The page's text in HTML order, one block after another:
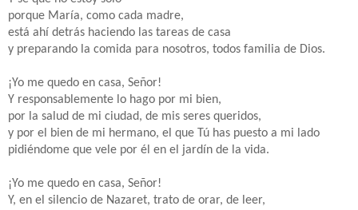
porque María, como cada madre,
está ahí detrás haciendo las tareas de casa
y preparando la comida para nosotros, todos familia de Dios.
¡Yo me quedo en casa, Señor!
Y responsablemente lo hago por mi bien,
por la salud de mi ciudad, de mis seres queridos,
y por el bien de mi hermano, el que Tú has puesto a mi lado
pidiéndome que vele por él en el jardín de la vida.
¡Yo me quedo en casa, Señor!
Y, en el silencio de Nazaret, trato de orar, de leer,